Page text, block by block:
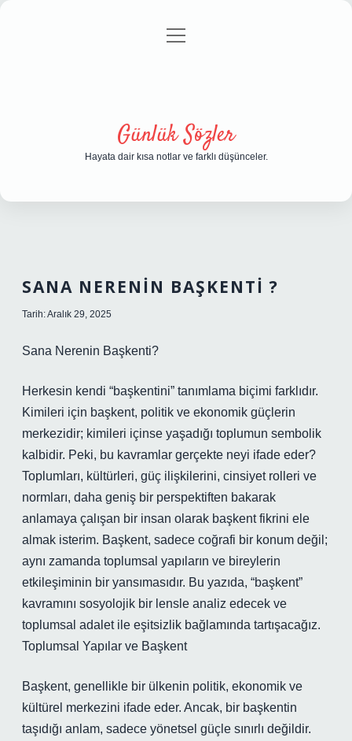
Gizlilik Politikası
menüyü
Günlük Sözler
Hayata dair kısa notlar ve farklı düşünceler.
SANA NERENIN BAŞKENTI ?
Tarih: Aralık 29, 2025
Sana Nerenin Başkenti?
Herkesin kendi “başkentini” tanımlama biçimi farklıdır.
Kimileri için başkent, politik ve ekonomik güçlerin
merkezidir; kimileri içinse yaşadığı toplumun sembolik
kalbidir. Peki, bu kavramlar gerçekte neyi ifade eder?
Toplumları, kültürleri, güç ilişkilerini, cinsiyet rolleri ve
normları, daha geniş bir perspektiften bakarak
anlamaya çalışan bir insan olarak başkent fikrini ele
almak isterim. Başkent, sadece coğrafi bir konum değil;
aynı zamanda toplumsal yapıların ve bireylerin
etkileşiminin bir yansımasıdır. Bu yazıda, “başkent”
kavramını sosyolojik bir lensle analiz edecek ve
toplumsal adalet ile eşitsizlik bağlamında tartışacağız.
Toplumsal Yapılar ve Başkent
Başkent, genellikle bir ülkenin politik, ekonomik ve
kültürel merkezini ifade eder. Ancak, bir başkentin
taşıdığı anlam, sadece yönetsel güçle sınırlı değildir.